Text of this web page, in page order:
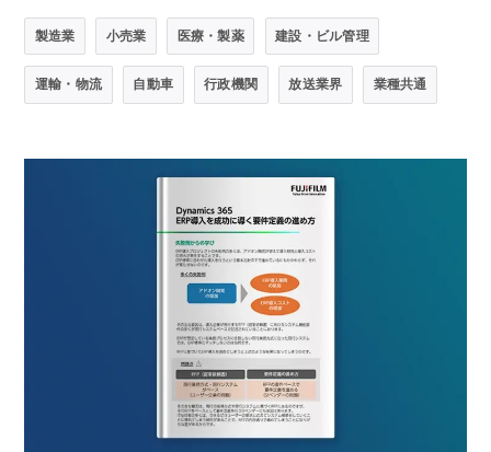
製造業 小売業 医療・製薬 建設・ビル管理
運輸・物流 自動車 行政機関 放送業界 業種共通